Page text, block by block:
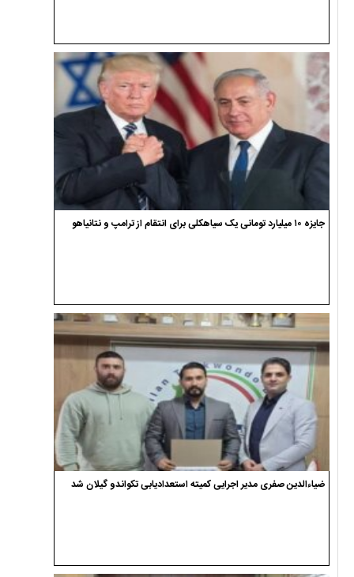
جایزه ۱۰ میلیارد تومانی یک سیاهکلی برای انتقام از ترامپ و نتانیاهو
ضیاءالدین صفری مدیر اجرایی کمیته استعدادیابی تکواندو گیلان شد